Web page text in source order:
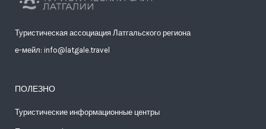
Туристическая ассоциация Латгальского региона
е-мейл: info@latgale.travel
ПОЛЕЗНО
Туристические информационные центры